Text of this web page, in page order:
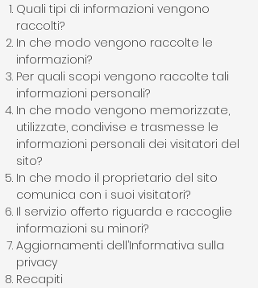
Quali tipi di informazioni vengono
raccolti?
In che modo vengono raccolte le
informazioni?
Per quali scopi vengono raccolte tali
informazioni personali?
In che modo vengono memorizzate,
utilizzate, condivise e trasmesse le
informazioni personali dei visitatori del
sito?
In che modo il proprietario del sito
comunica con i suoi visitatori?
Il servizio offerto riguarda e raccoglie
informazioni su minori?
Aggiornamenti dell’Informativa sulla
privacy
Recapiti